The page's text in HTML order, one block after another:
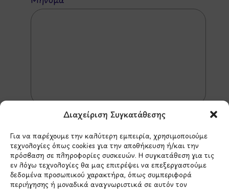
Διαχείριση Συγκατάθεσης
Για να παρέχουμε την καλύτερη εμπειρία, χρησιμοποιούμε
τεχνολογίες όπως cookies για την αποθήκευση ή/και την
πρόσβαση σε πληροφορίες συσκευών. Η συγκατάθεση για τις
εν λόγω τεχνολογίες θα μας επιτρέψει να επεξεργαστούμε
δεδομένα προσωπικού χαρακτήρα, όπως συμπεριφορά
περιήγησης ή μοναδικά αναγνωριστικά σε αυτόν τον
*Αυτός ο ιστότοπος προστατεύεται από το σύστημα
reCAPTCHA και ισχύουν ηΠολιτική Απορρήτουκαι οι
Όροι Παροχής Υπηρεσιώντης Google.